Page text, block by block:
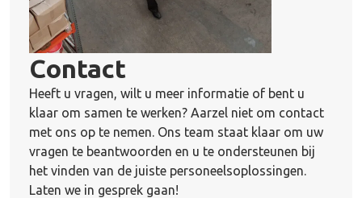
Contact
Heeft u vragen, wilt u meer informatie of bent u
klaar om samen te werken? Aarzel niet om contact
met ons op te nemen. Ons team staat klaar om uw
vragen te beantwoorden en u te ondersteunen bij
het vinden van de juiste personeelsoplossingen.
Laten we in gesprek gaan!